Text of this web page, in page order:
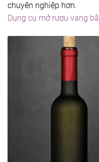
chuyên nghiệp hơn.
Dụng cụ mở rượu vang